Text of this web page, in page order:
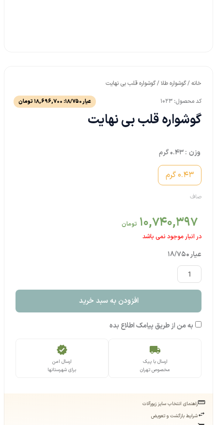
خانه/گوشواره طلا/ گوشواره قلب بی نهایت
عیار 18/750: 18,696,700تومان کد محصول: 1023
گوشواره قلب بی نهایت
وزن : 0.43 گرم
0.43 گرم
صاف
10,740,397 تومان
در انبار موجود نمی باشد
عیار 18/750
گوشواره
قلب
بی
نهایت
عدد
افزودن به سبد خرید
به من از طریق پیامک اطلاع بده
local_shipping
ارسال با پیک
مخصوص تهران
verified
ارسال امن
برای شهرستانها
straightenراهنمای انتخاب سایز زیورآلات
swap_horizشرایط بازگشت و تعویض